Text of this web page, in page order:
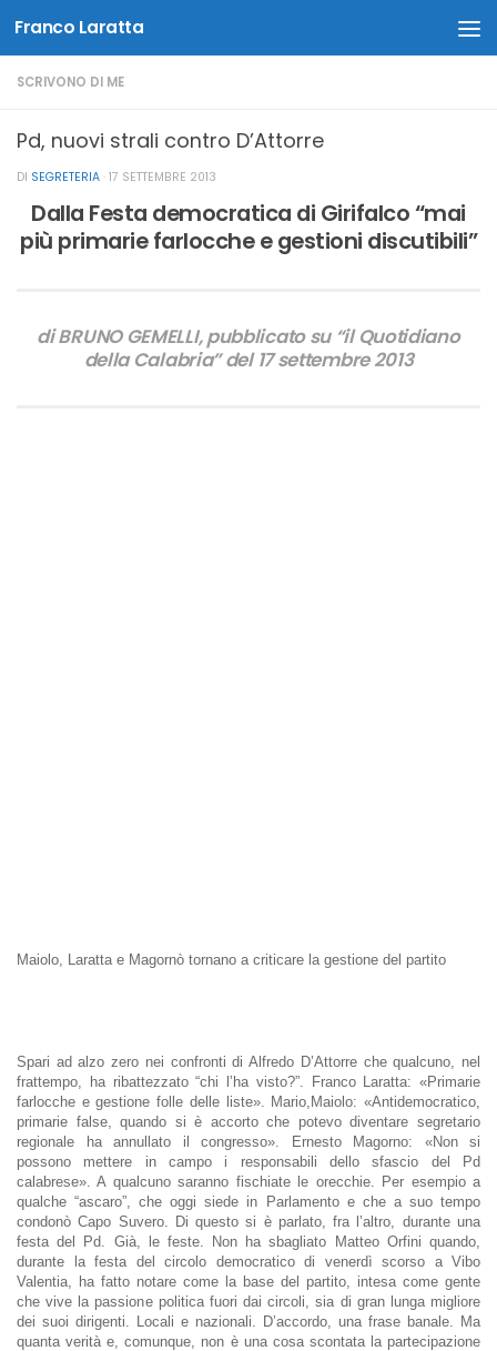
Salta al contenuto
Franco Laratta
SCRIVONO DI ME
Pd, nuovi strali contro D’Attorre
DI SEGRETERIA · 17 SETTEMBRE 2013
Dalla Festa democratica di Girifalco “mai
più primarie farlocche e gestioni discutibili”
di BRUNO GEMELLI, pubblicato su “il Quotidiano
della Calabria” del 17 settembre 2013
Maiolo, Laratta e Magornò tornano a criticare la gestione del partito
Spari ad alzo zero nei confronti di Alfredo D’Attorre che qualcuno, nel
frattempo, ha ribattezzato “chi l’ha visto?”. Franco Laratta: «Primarie
farlocche e gestione folle delle liste». Mario,Maiolo: «Antidemocratico,
primarie false, quando si è accorto che potevo diventare segretario
regionale ha annullato il congresso». Ernesto Magorno: «Non si
possono mettere in campo i responsabili dello sfascio del Pd
calabrese». A qualcunosaranno fischiate le orecchie. Per esempio a
qualche “ascaro”, che oggi siede in Parlamento e che a suo tempo
condonò Capo Suvero. Di questo si è parlato, fra l’altro, durante una
festa del Pd. Già, le feste. Non ha sbagliato Matteo Orfini quando,
durante la festa del circolo democratico di venerdì scorso a Vibo
Valentia, ha fatto notare come la base del partito, intesa come gente
che vive la passione politica fuori dai circoli, sia di gran lunga migliore
dei suoi dirigenti. Locali e nazionali. D’accordo, una frase banale. Ma
quanta verità e, comunque, non è una cosa scontata la partecipazione